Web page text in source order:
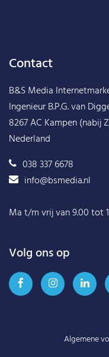
Contact
B&S Media
Ingenieur B.P.G. van
8267 AC Kampen (nabij
Nederland
038 337 6678
info@bsmedia.nl
Ma t/m vrij van 9.00 tot
Volg ons op
Algemene